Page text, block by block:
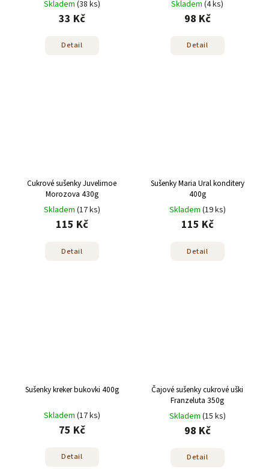
Skladem (38 ks)
33 Kč
Detail
Skladem (4 ks)
98 Kč
Detail
Cukrové sušenky Juvelirnoe
Morozova 430g
Skladem (17 ks)
115 Kč
Detail
Sušenky Maria Ural konditery
400g
Skladem (19 ks)
115 Kč
Detail
Sušenky kreker bukovki 400g
Skladem (17 ks)
75 Kč
Detail
Čajové sušenky cukrové uški
Franzeluta 350g
Skladem (15 ks)
98 Kč
Detail